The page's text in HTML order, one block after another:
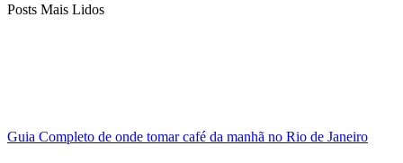
Posts Mais Lidos
Guia Completo de onde tomar café da manhã no Rio de Janeiro